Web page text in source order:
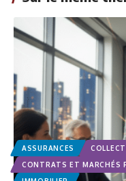
ASSURANCES
CONTRATS ET MARCHÉS